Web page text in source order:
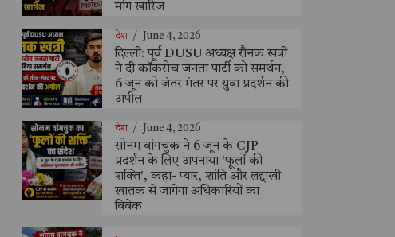
मांग खारिज
देश / June 4, 2026
दिल्ली: पूर्व DUSU अध्यक्ष रौनक खत्री
ने दी कॉकरोच जनता पार्टी को समर्थन,
6 जून को जंतर मंतर पर युवा प्रदर्शन की
अपील
देश / June 4, 2026
सोनम वांगचुक ने 6 जून के CJP
प्रदर्शन के लिए अपनाया 'फूलों की
शक्ति', कहा- प्यार, शांति और लद्दाखी
खातक से जागेगा अधिकारियों का
विवेक